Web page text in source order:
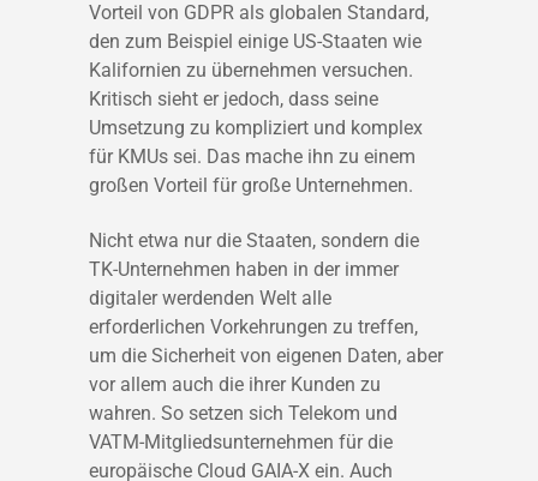
Vorteil von GDPR als globalen Standard,
den zum Beispiel einige US-Staaten wie
Kalifornien zu übernehmen versuchen.
Kritisch sieht er jedoch, dass seine
Umsetzung zu kompliziert und komplex
für KMUs sei. Das mache ihn zu einem
großen Vorteil für große Unternehmen.
Nicht etwa nur die Staaten, sondern die
TK-Unternehmen haben in der immer
digitaler werdenden Welt alle
erforderlichen Vorkehrungen zu treffen,
um die Sicherheit von eigenen Daten, aber
vor allem auch die ihrer Kunden zu
wahren. So setzen sich Telekom und
VATM-Mitgliedsunternehmen für die
europäische Cloud GAIA-X ein. Auch